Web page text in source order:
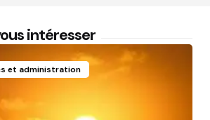
intéresser
et administration